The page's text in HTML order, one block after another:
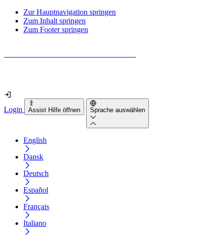
Zur Hauptnavigation springen
Zum Inhalt springen
Zum Footer springen
Login Assist Hilfe öffnen Sprache auswählen
English
Dansk
Deutsch
Español
Français
Italiano